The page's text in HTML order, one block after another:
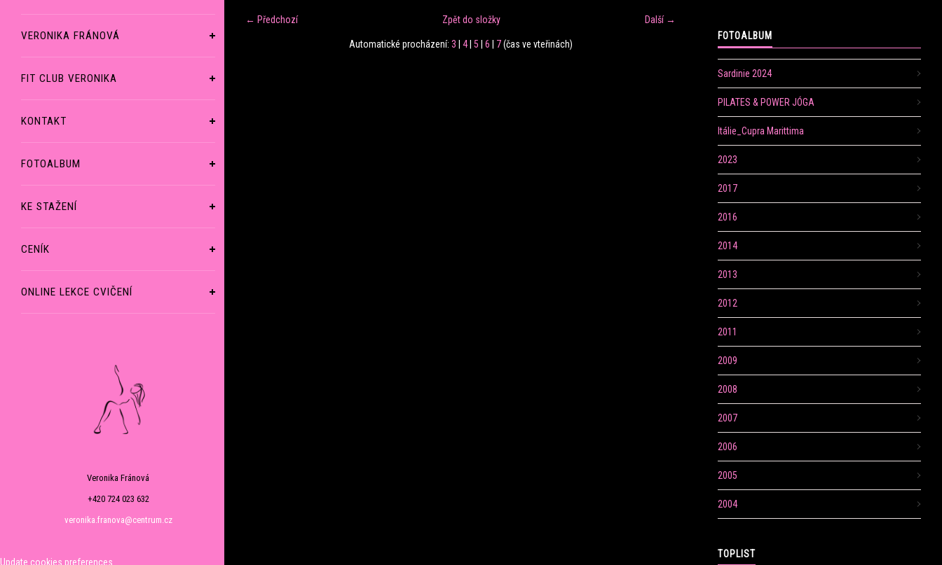
VERONIKA FRÁNOVÁ
FIT CLUB VERONIKA
KONTAKT
FOTOALBUM
KE STAŽENÍ
CENÍK
ONLINE LEKCE CVIČENÍ
Veronika Fránová
+420 724 023 632
veronika.franova@centrum.cz
Update cookies preferences
← Předchozí Další →
Zpět do složky
Automatické procházení: 3 4| 5 6 7(čas ve vteřinách)
FOTOALBUM
Sardinie 2024
PILATES & POWER JÓGA
Itálie_Cupra Marittima
2023
2017
2016
2014
2013
2012
2011
2009
2008
2007
2006
2005
2004
TOPLIST